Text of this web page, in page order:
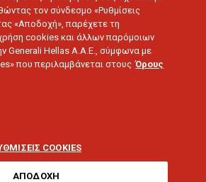
τον σύνδεσμο «Ρυθμίσεις
«Αποδοχή», παρέχετε τη
cookies και άλλων παρόμοιων
Generali Hellas A.A.E., σύμφωνα με
που περιλαμβάνεται στους Όρους
COOKIES
ΑΠΟΔΟΧΗ